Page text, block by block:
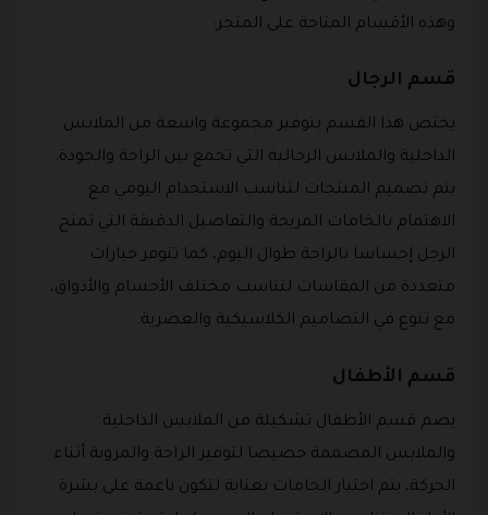
وهذه الأقسام المتاحة على المتجر:
قسم الرجال
يختص هذا القسم بتوفير مجموعة واسعة من الملابس
الداخلية والملابس الرجالية التي تجمع بين الراحة والجودة.
يتم تصميم المنتجات لتناسب الاستخدام اليومي مع
الاهتمام بالخامات المريحة والتفاصيل الدقيقة التي تمنح
الرجل إحساسا بالراحة طوال اليوم، كما تتوفر خيارات
متعددة من المقاسات لتناسب مختلف الأجسام والأذواق،
مع تنوع في التصاميم الكلاسيكية والعصرية.
قسم الأطفال
يضم قسم الأطفال تشكيلة من الملابس الداخلية
والملابس المصممة خصيصا لتوفير الراحة والمرونة أثناء
الحركة، يتم اختيار الخامات بعناية لتكون ناعمة على بشرة